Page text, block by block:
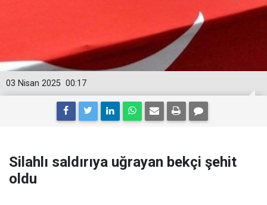
00:17
03 Nisan 2025
Silahlı saldırıya uğrayan bekçi şehit
oldu